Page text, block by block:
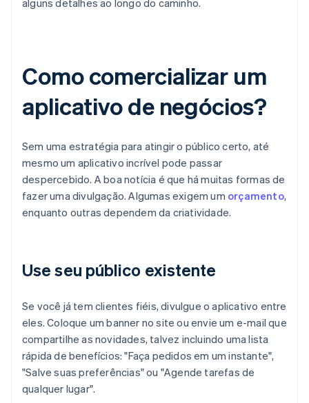
alguns detalhes ao longo do caminho.
Como comercializar um
aplicativo de negócios?
Sem uma estratégia para atingir o público certo, até
mesmo um aplicativo incrível pode passar
despercebido. A boa notícia é que há muitas formas de
fazer uma divulgação. Algumas exigem um orçamento,
enquanto outras dependem da criatividade.
Use seu público existente
Se você já tem clientes fiéis, divulgue o aplicativo entre
eles. Coloque um banner no site ou envie um e-mail que
compartilhe as novidades, talvez incluindo uma lista
rápida de benefícios: "Faça pedidos em um instante",
"Salve suas preferências" ou "Agende tarefas de
qualquer lugar".